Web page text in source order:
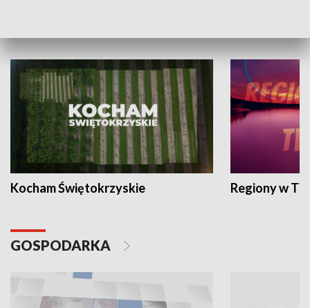
Kocham Świętokrzyskie Regiony w
GOSPODARKA